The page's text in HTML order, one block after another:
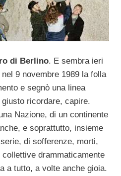
di Berlino. E sembra ieri
9 novembre 1989 la folla
e segnò una linea
giusto ricordare, capire.
Nazione, di un continente
e soprattutto, insieme
di sofferenze, morti,
drammaticamente
a tutto, a volte anche gioia.